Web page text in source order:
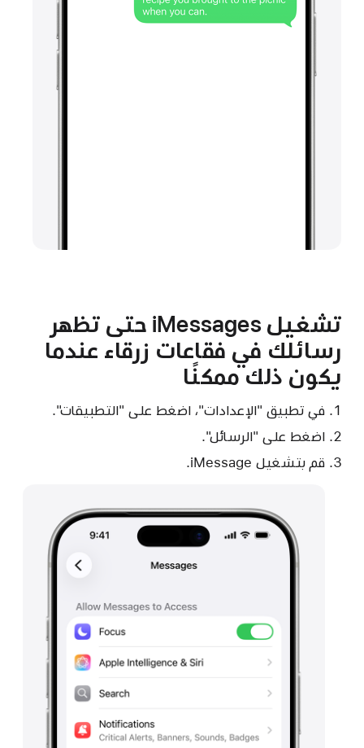
تشغيل iMessages حتى تظهر
رسائلك في فقاعات زرقاء عندما
يكون ذلك ممكنًا
في تطبيق "الإعدادات"، اضغط على "التطبيقات".
اضغط على "الرسائل".
قم بتشغيل iMessage.